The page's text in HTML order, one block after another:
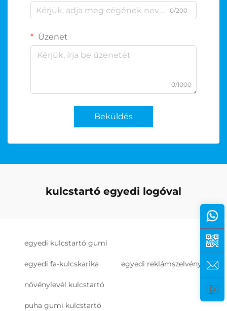
0/200
Üzenet
0/1000
Beküldés
kulcstartó egyedi logóval
egyedi kulcstartó gumi
egyedi fa-kulcskarika egyedi reklámszelvény
növénylevél kulcstartó
puha gumi kulcstartó